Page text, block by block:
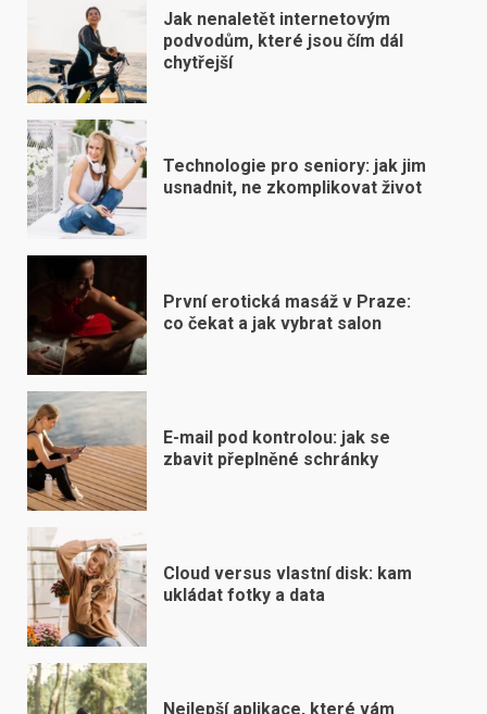
Jak nenaletět internetovým
podvodům, které jsou čím dál
chytřejší
Technologie pro seniory: jak jim
usnadnit, ne zkomplikovat život
První erotická masáž v Praze:
co čekat a jak vybrat salon
E-mail pod kontrolou: jak se
zbavit přeplněné schránky
Cloud versus vlastní disk: kam
ukládat fotky a data
Nejlepší aplikace, které vám